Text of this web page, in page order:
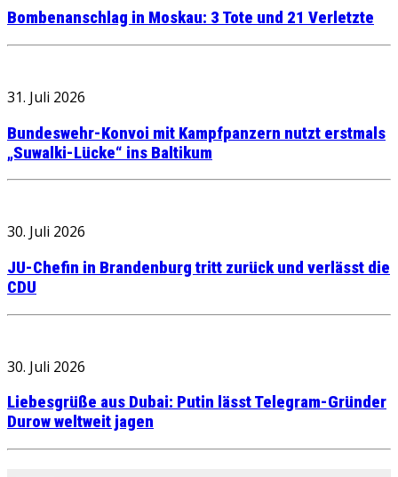
Bombenanschlag in Moskau: 3 Tote und 21 Verletzte
31. Juli 2026
Bundeswehr-Konvoi mit Kampfpanzern nutzt erstmals
„Suwalki-Lücke“ ins Baltikum
30. Juli 2026
JU-Chefin in Brandenburg tritt zurück und verlässt die
CDU
30. Juli 2026
Liebesgrüße aus Dubai: Putin lässt Telegram-Gründer
Durow weltweit jagen